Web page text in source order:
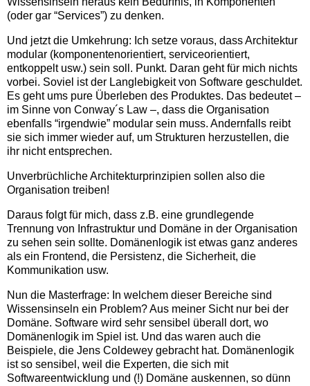
(oder gar “Services”) zu denken.
Und jetzt die Umkehrung: Ich setze voraus, dass Architektur
modular (komponentenorientiert, serviceorientiert,
entkoppelt usw.) sein soll. Punkt. Daran geht für mich nichts
vorbei. Soviel ist der Langlebigkeit von Software geschuldet.
Es geht ums pure Überleben des Produktes. Das bedeutet –
im Sinne von Conway´s Law –, dass die Organisation
ebenfalls “irgendwie” modular sein muss. Andernfalls reibt
sie sich immer wieder auf, um Strukturen herzustellen, die
ihr nicht entsprechen.
Unverbrüchliche Architekturprinzipien sollen also die
Organisation treiben!
Daraus folgt für mich, dass z.B. eine grundlegende
Trennung von Infrastruktur und Domäne in der Organisation
zu sehen sein sollte. Domänenlogik ist etwas ganz anderes
als ein Frontend, die Persistenz, die Sicherheit, die
Kommunikation usw.
Nun die Masterfrage: In welchem dieser Bereiche sind
Wissensinseln ein Problem? Aus meiner Sicht nur bei der
Domäne. Software wird sehr sensibel überall dort, wo
Domänenlogik im Spiel ist. Und das waren auch die
Beispiele, die Jens Coldewey gebracht hat. Domänenlogik
ist so sensibel, weil die Experten, die sich mit
Softwareentwicklung und (!) Domäne auskennen, so dünn